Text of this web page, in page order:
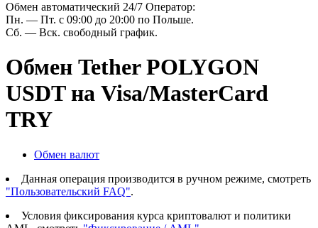
Обмен автоматический 24/7 Оператор:
Пн. — Пт. с 09:00 до 20:00 по Польше.
Сб. — Вск. свободный график.
Обмен Tether POLYGON
USDT на Visa/MasterCard
TRY
Обмен валют
Данная операция производится в ручном режиме, смотреть
"Пользовательский FAQ".
Условия фиксирования курса криптовалют и политики